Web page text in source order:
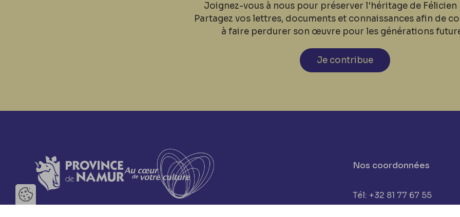
Joignez-vous à nous pour préserver l'héritage de Félicien
Partagez vos lettres, documents et connaissances afin de
à faire perdurer son œuvre pour les générations
Je contribue
Nos coordonnées
Tél: +32 81 77 67 55
Ouvrir la barre de gestion des cookies